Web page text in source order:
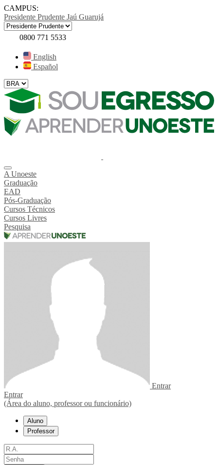
CAMPUS:
Presidente Prudente Jaú Guarujá
0800 771 5533
English
Español
A Unoeste
Graduação
EAD
Pós-Graduação
Cursos Técnicos
Cursos Livres
Pesquisa
Entrar
Entrar
(Área do aluno, professor ou funcionário)
Aluno
Professor